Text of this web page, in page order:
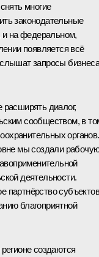
многие
законодательные
и на федеральном,
появляется всё
запросы
диалог,
сообществом, в
органов.
мы создали
деятельности.
партнёрство субъектов
благоприятной
создаются